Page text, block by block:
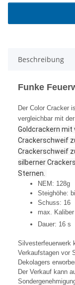
Beschreibung
Funke
Der Color Cracker
vergleichbar mit
Goldcrackern mit
Crackerschweif
Crackerschweif
silberner
Sternen
NEM: 128g
Steighöhe:
Schuss: 16
max.
Dauer: 16 s
Silvesterfeuerwerk
Verkaufstagen vor
Dekolagers
Der Verkauf kann